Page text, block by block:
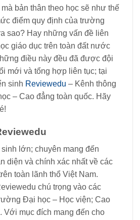
bản thân theo học sẽ như thế
điểm quy định của trường
sao? Hay những vấn đề liên
giáo dục trên toàn đất nước
điều này đều đã được đội
mới và tổng hợp liên tục; tại
sinh Reviewedu – Kênh thông
– Cao đẳng toàn quốc. Hãy
sinh lớn; chuyên mang đến
diện và chính xác nhất về các
toàn lãnh thổ Việt Nam.
chú trọng vào các
Đại học – Học viện; Cao
Với mục đích mang đến cho